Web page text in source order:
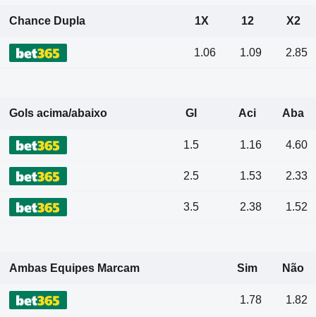
Chance Dupla 1X 12 X2
1.06 1.09 2.85
Gols acima/abaixo Gl Aci Aba
1.5 1.16 4.60
2.5 1.53 2.33
3.5 2.38 1.52
Ambas Equipes Marcam Sim Não
1.78 1.82